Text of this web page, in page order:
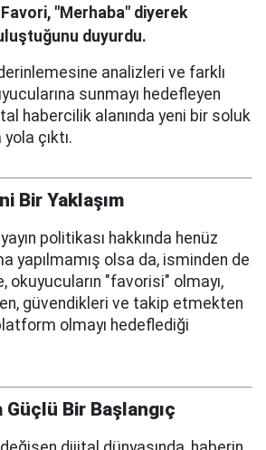
"Merhaba" diyerek
duyurdu.
analizleri ve farklı
sunmayı hedefleyen
habercilik alanında yeni bir soluk
çıktı.
Bir Yaklaşım
politikası hakkında henüz
yapılmamış olsa da, isminden de
okuyucuların "favorisi" olmayı,
güvendikleri ve takip etmekten
olmayı hedeflediği
Bir Başlangıç